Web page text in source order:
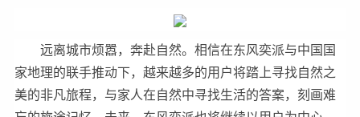
远离城市烦嚣，奔赴自然。相信在东风奕派与中国国
家地理的联手推动下，越来越多的用户将踏上寻找自然之
美的非凡旅程，与家人在自然中寻找生活的答案，刻画难